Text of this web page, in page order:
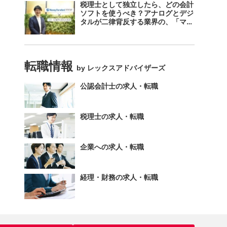
税理士として独立したら、どの会計
ソフトを使うべき？アナログとデジ
タルが二律背反する業界の、「マネ
転職情報 by レックスアドバイザーズ
公認会計士の求人・転職
税理士の求人・転職
企業への求人・転職
経理・財務の求人・転職